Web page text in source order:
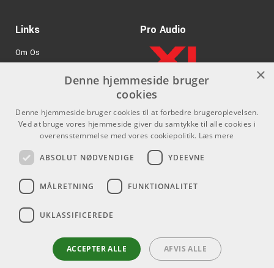
Links
Om Os
GDPR & Cookies
Pro Audio
.
Kontakt
Som privatperson kan du ikke
købe på denne hjemmeside, alt
forhandlere.
info@emnordic.dk
Sociale medier
×
Denne hjemmeside bruger
cookies
Denne hjemmeside bruger cookies til at forbedre brugeroplevelsen.
Ved at bruge vores hjemmeside giver du samtykke til alle cookies i
overensstemmelse med vores cookiepolitik. Læs mere
ABSOLUT NØDVENDIGE YDEEVNE
MÅLRETNING FUNKTIONALITET
UKLASSIFICEREDE
ACCEPTER ALLE AFVIS ALLE